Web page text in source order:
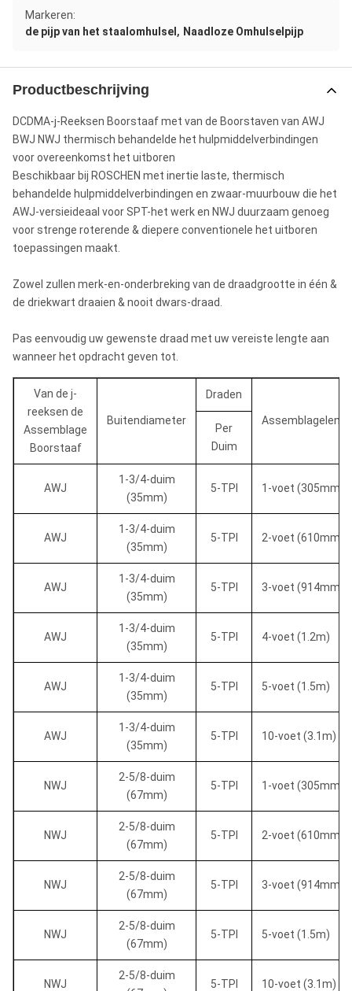
Markeren:
de pijp van het staalomhulsel , Naadloze Omhulselpijp
Productbeschrijving
DCDMA-j-Reeksen Boorstaaf met van de Boorstaven van AWJ
BWJ NWJ thermisch behandelde het hulpmiddelverbindingen
voor overeenkomst het uitboren
Beschikbaar bij ROSCHEN met inertie laste, thermisch
behandelde hulpmiddelverbindingen en zwaar-muurbouw die het
AWJ-versieideaal voor SPT-het werk en NWJ duurzaam genoeg
voor strenge roterende & diepere conventionele het uitboren
toepassingen maakt.
Zowel zullen merk-en-onderbreking van de draadgrootte in één &
de driekwart draaien & nooit dwars-draad.
Pas eenvoudig uw gewenste draad met uw vereiste lengte aan
wanneer het opdracht geven tot.
Van de j-
reeksen de
Assemblage
Boorstaaf
Buitendiameter
Draden
Per
Duim
AWJ
1-3/4-duim
(35mm)
5-TPI 1-voet (305mm)
AWJ
1-3/4-duim
(35mm)
5-TPI 2-voet (610mm)
AWJ
1-3/4-duim
(35mm)
5-TPI 3-voet (914mm)
AWJ
1-3/4-duim
(35mm)
5-TPI 4-voet (1.2m)
AWJ
1-3/4-duim
(35mm)
5-TPI 5-voet (1.5m)
AWJ
1-3/4-duim
(35mm)
5-TPI 10-voet (3.1m)
NWJ
2-5/8-duim
(67mm)
5-TPI 1-voet (305mm)
NWJ
2-5/8-duim
(67mm)
5-TPI 2-voet (610mm)
NWJ
2-5/8-duim
(67mm)
5-TPI 3-voet (914mm)
NWJ
2-5/8-duim
(67mm)
5-TPI 5-voet (1.5m)
NWJ
2-5/8-duim
5-TPI 10-voet (3.1m)